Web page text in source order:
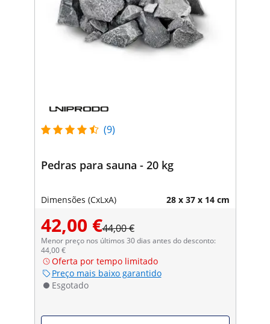
(9)
Pedras para sauna - 20 kg
Dimensões (CxLxA) 28 x 37 x 14 cm
42,00 €44,00 €
Menor preço nos últimos 30 dias antes do desconto:
44,00 €
Oferta por tempo limitado
Preço mais baixo garantido
Esgotado